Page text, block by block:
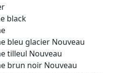
black
bleu glacier Nouveau
tilleul Nouveau
brun noir Nouveau